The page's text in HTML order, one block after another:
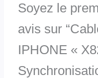
Soyez le
avis sur
IPHONE «